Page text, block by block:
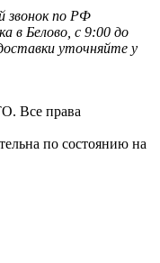
звонок по РФ
в Белово, с 9:00 до
уточняйте у
Все права
по состоянию на